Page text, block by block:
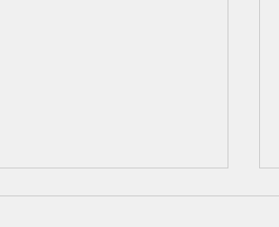
の痛み